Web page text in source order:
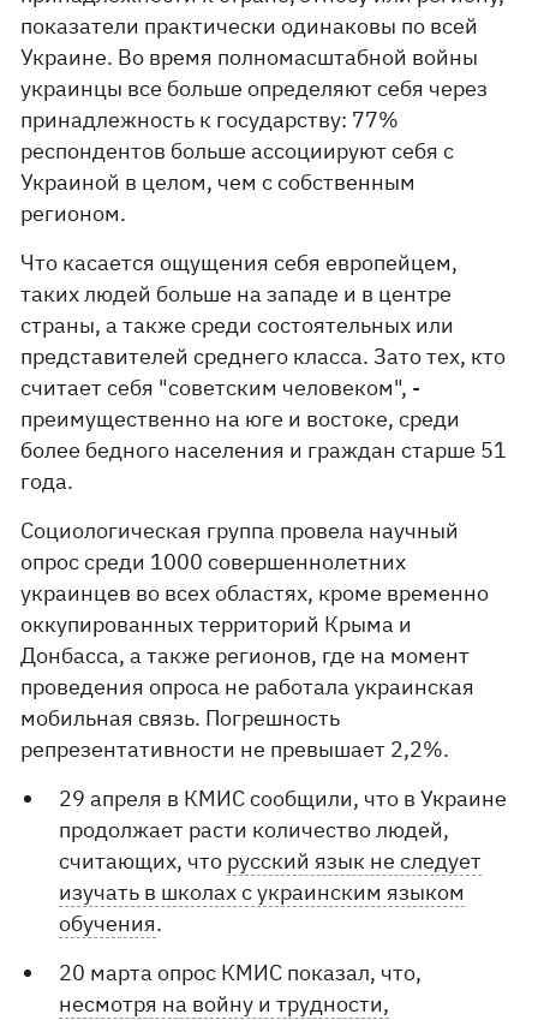
показатели практически одинаковы по всей
Украине. Во время полномасштабной войны
украинцы все больше определяют себя через
принадлежность к государству: 77%
респондентов больше ассоциируют себя с
Украиной в целом, чем с собственным
регионом.
Что касается ощущения себя европейцем,
таких людей больше на западе и в центре
страны, а также среди состоятельных или
представителей среднего класса. Зато тех, кто
считает себя "советским человеком", -
преимущественно на юге и востоке, среди
более бедного населения и граждан старше 51
года.
Социологическая группа провела научный
опрос среди 1000 совершеннолетних
украинцев во всех областях, кроме временно
оккупированных территорий Крыма и
Донбасса, а также регионов, где на момент
проведения опроса не работала украинская
мобильная связь. Погрешность
репрезентативности не превышает 2,2%.
29 апреля в КМИС сообщили, что в Украине
продолжает расти количество людей,
считающих, что русский язык не следует
изучать в школах с украинским языком
обучения.
20 марта опрос КМИС показал, что,
несмотря на войну и трудности,